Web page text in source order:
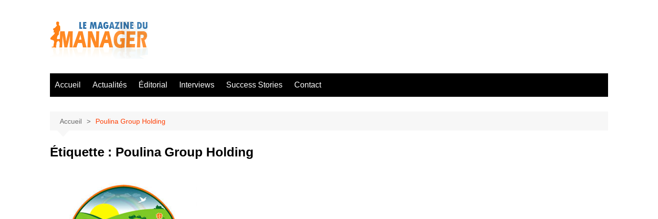
Accueil Actualités Éditorial Interviews Success Stories Contact
Accueil Poulina Group Holding
Étiquette : Poulina Group Holding